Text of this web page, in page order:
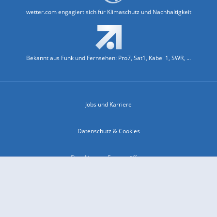
wetter.com engagiert sich für Klimaschutz und Nachhaltigkeit
Bekannt aus Funk und Fernsehen: Pro7, Sat1, Kabel 1, SWR, ...
Jobs und Karriere
Datenschutz & Cookies
Einwilligungs-Fenster öffnen